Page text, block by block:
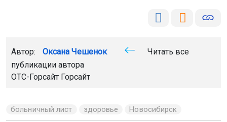
Автор: Оксана Чешенок
Читать все
публикации автора
ОТС-Горсайт Горсайт
больничный лист здоровье Новосибирск